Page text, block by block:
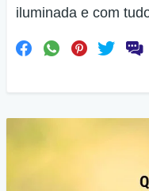
iluminada e com